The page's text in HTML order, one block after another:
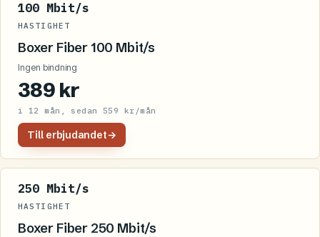
100 Mbit/s
HASTIGHET
Boxer Fiber 100 Mbit/s
Ingen bindning
389 kr
i 12 mån, sedan 559 kr/mån
Till erbjudandet→
250 Mbit/s
HASTIGHET
Boxer Fiber 250 Mbit/s